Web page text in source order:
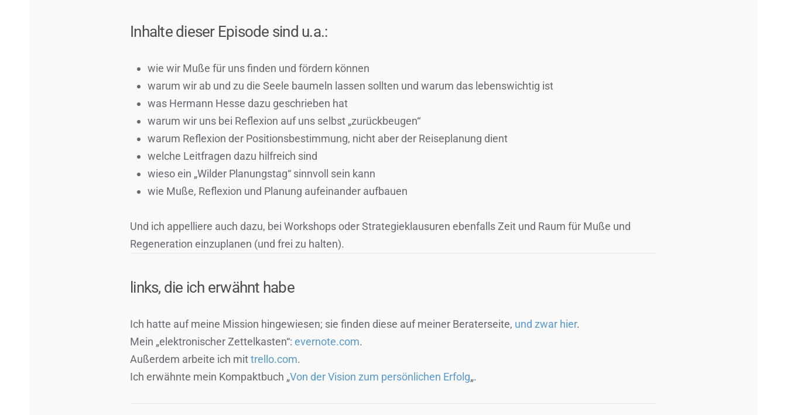
Inhalte dieser Episode sind u.a.:
wie wir Muße für uns finden und fördern können
warum wir ab und zu die Seele baumeln lassen sollten und warum das lebenswichtig ist
was Hermann Hesse dazu geschrieben hat
warum wir uns bei Reflexion auf uns selbst „zurückbeugen“
warum Reflexion der Positionsbestimmung, nicht aber der Reiseplanung dient
welche Leitfragen dazu hilfreich sind
wieso ein „Wilder Planungstag“ sinnvoll sein kann
wie Muße, Reflexion und Planung aufeinander aufbauen
Und ich appelliere auch dazu, bei Workshops oder Strategieklausuren ebenfalls Zeit und Raum für Muße und
Regeneration einzuplanen (und frei zu halten).
links, die ich erwähnt habe
Ich hatte auf meine Mission hingewiesen; sie finden diese auf meiner Beraterseite, und zwar hier.
Mein „elektronischer Zettelkasten“: evernote.com.
Außerdem arbeite ich mittrello.com.
Ich erwähnte mein Kompaktbuch „Von der Vision zum persönlichen Erfolg„.